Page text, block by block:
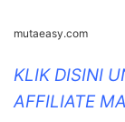
mutaeasy.com
KLIK DISINI
AFFILIATE